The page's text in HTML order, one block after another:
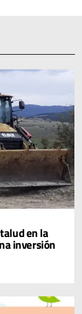
en la
inversión